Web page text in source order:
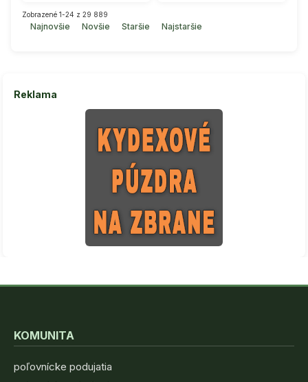
Zobrazené 1-24 z 29 889
Najnovšie Novšie Staršie Najstaršie
Reklama
KOMUNITA
poľovnícke podujatia